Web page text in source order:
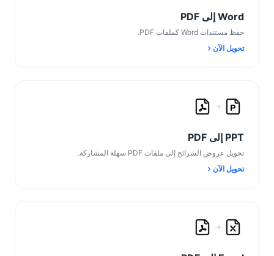
Word إلى PDF
حفظ مستندات Word كملفات PDF.
تحويل الآن
PPT إلى PDF
تحويل عروض الشرائح إلى ملفات PDF سهلة المشاركة.
تحويل الآن